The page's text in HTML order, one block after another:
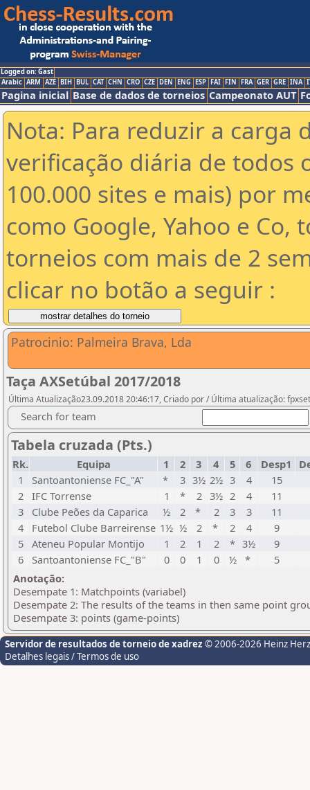
Logged on: Gast
Arabic ARM AZE BIH BUL CAT CHN CRO CZE DEN ENG ESP FAI FIN FRA GER GRE INA
Pagina inicial Base de dados de torneios Campeonato AUT
Nota: Para reduzir a carga
verificação diária de todos
100.000 sites e mais) por
como Google, Yahoo e Co,
torneios com mais de 2
clicar no botão a seguir :
Patrocinio: Palmeira Brava, Lda
Taça AXSetúbal 2017/2018
Última Atualização23.09.2018 20:46:17, Criado por / Última atualização:
Search for team
Tabela cruzada (Pts.)
Rk. Equipa 1 2 3 4 5 6 Desp1
1
Santoantoniense FC_"A" * 3 3½ 2½ 3 4
15
2 IFC Torrense 1 * 2 3½ 2 4
11
3
Clube Peões da Caparica ½ 2 * 2 3 3
11
4
Futebol Clube Barreirense 1½ ½ 2 * 2 4
9
5 Ateneu Popular Montijo 1 2 1 2 * 3½
9
6
Santoantoniense FC_"B" 0 0 1 0 ½ *
5
Anotação:
Desempate 1: Matchpoints (variabel)
Desempate 2: The results of the teams in then same point
Desempate 3: points (game-points)
Servidor de resultados de torneio de xadrez © 2006-2026 Heinz
Detalhes legais / Termos de uso